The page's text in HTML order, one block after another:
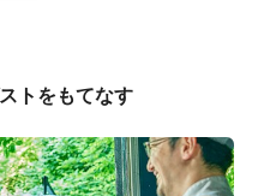
トをもてなす